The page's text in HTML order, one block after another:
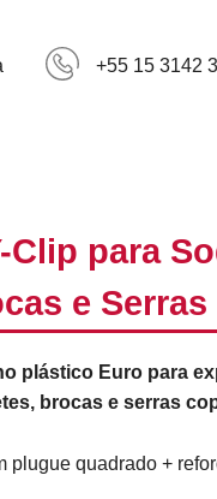
+55 15 3142
Clip para
e Serras
plástico Euro para
brocas e serras
plugue quadrado +